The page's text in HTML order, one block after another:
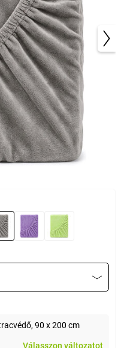
90 x 200 cm
Válasszon változatot